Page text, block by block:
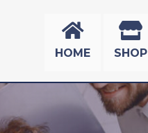
HOME SHOP